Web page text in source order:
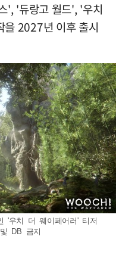
', '듀랑고 월드', '우치
을 2027년 이후 출시
'우치 더 웨이페어러' 티저
DB 금지